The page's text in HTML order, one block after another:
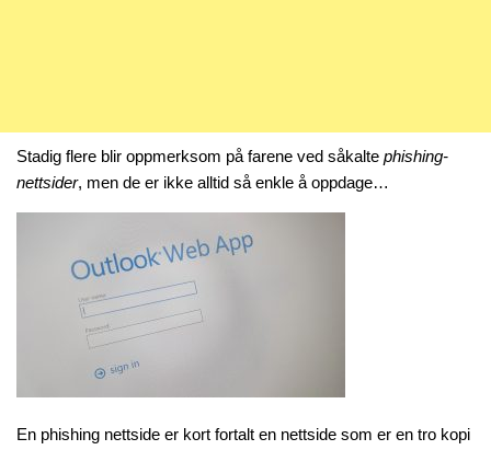
Stadig flere blir oppmerksom på farene ved såkalte phishing-
nettsider, men de er ikke alltid så enkle å oppdage…
En phishing nettside er kort fortalt en nettside som er en tro kopi